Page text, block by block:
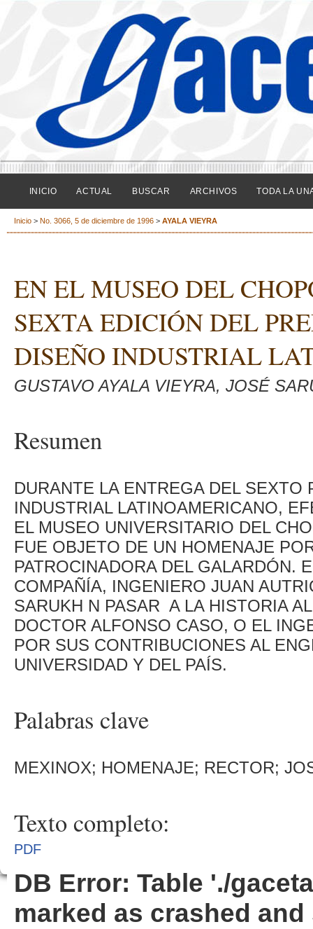
INICIO ACTUAL BUSCAR ARCHIVOS TODA LA
Inicio > No. 3066, 5 de diciembre de 1996 > AYALA VIEYRA
EN EL MUSEO DEL
SEXTA EDICIÓN DEL
DISEÑO INDUSTRIAL
GUSTAVO AYALA VIEYRA, JOSÉ
Resumen
DURANTE LA ENTREGA DEL
INDUSTRIAL LATINOAMERICANO,
EL MUSEO UNIVERSITARIO DEL
FUE OBJETO DE UN HOMENAJE
PATROCINADORA DEL GALARDÓN.
COMPAÑÍA, INGENIERO JUAN
SARUKH N PASAR A LA HISTORIA
DOCTOR ALFONSO CASO, O EL
POR SUS CONTRIBUCIONES AL
UNIVERSIDAD Y DEL PAÍS.
Palabras clave
MEXINOX; HOMENAJE; RECTOR;
Texto completo:
PDF
DB Error: Table './
marked as crashed